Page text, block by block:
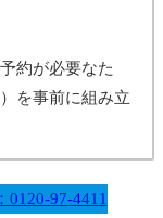
約が必要なた
を事前に組み立
0120-97-4411